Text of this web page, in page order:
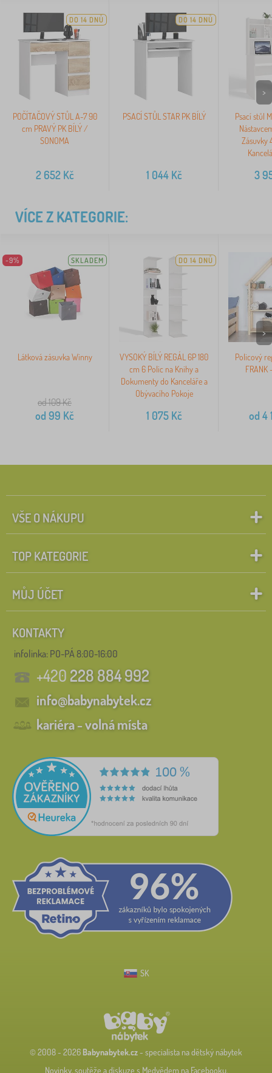
DO 14 DNŮ
POČÍTAČOVÝ STŮL A-7 90
cm PRAVÝ PK BÍLÝ /
SONOMA
2 652Kč
DO 14 DNŮ
PSACÍ STŮL STAR PK BÍLÝ
1 044Kč
Psací stůl
Zásuvky
3
>
VÍCE Z KATEGORIE:
-9% SKLADEM
Látková zásuvka Winny
od 109Kč
od 99 Kč
DO 14 DNŮ
VYSOKÝ BÍLÝ REGÁL 6P 180
cm 6 Polic na Knihy a
Dokumenty do Kanceláře a
Obývacího Pokoje
1 075Kč
Policový
od 4
>
VŠE O NÁKUPU
TOP KATEGORIE
MŮJ ÚČET
KONTAKTY
infolinka: PO-PÁ 8:00-16:00
+420228 884 992
info@babynabytek.cz
kariéra - volná místa
SK
© 2008 - 2026 Babynabytek.cz- specialista na dětský nábytek
Novinky, soutěže a diskuze s Medvědem na Facebooku.